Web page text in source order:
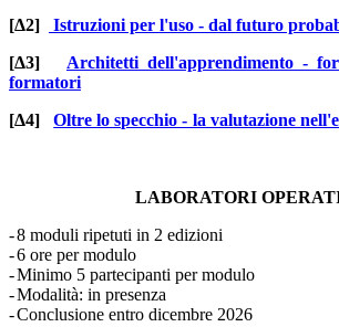
[Δ2]
Istruzioni per l'uso - dal futuro
[Δ3] Architetti dell'apprendimento -
formatori
[Δ4]Oltre lo specchio - la valutazione
LABORATORI
-8 moduli ripetuti in 2 edizioni
-6 ore per modulo
-Minimo 5 partecipanti per modulo
-Modalità: in presenza
-Conclusione entro dicembre 2026